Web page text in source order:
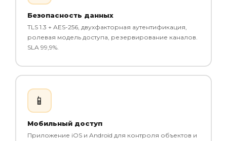
Безопасность данных
TLS 1.3 + AES-256, двухфакторная аутентификация,
ролевая модель доступа, резервирование каналов.
SLA 99,9%.
📱
Мобильный доступ
Приложение iOS и Android для контроля объектов и